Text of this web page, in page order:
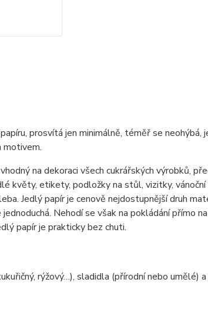
prosvítá jen minimálně, téměř se neohýbá,
motivem.
na dekoraci všech cukrářských výrobků,
květy, etikety, podložky na stůl, vizitky,
Jedlý papír je cenově nejdostupnější druh
Nehodí se však na pokládání přímo
papír je prakticky bez chuti.
rýžový…), sladidla (přírodní nebo umělé)